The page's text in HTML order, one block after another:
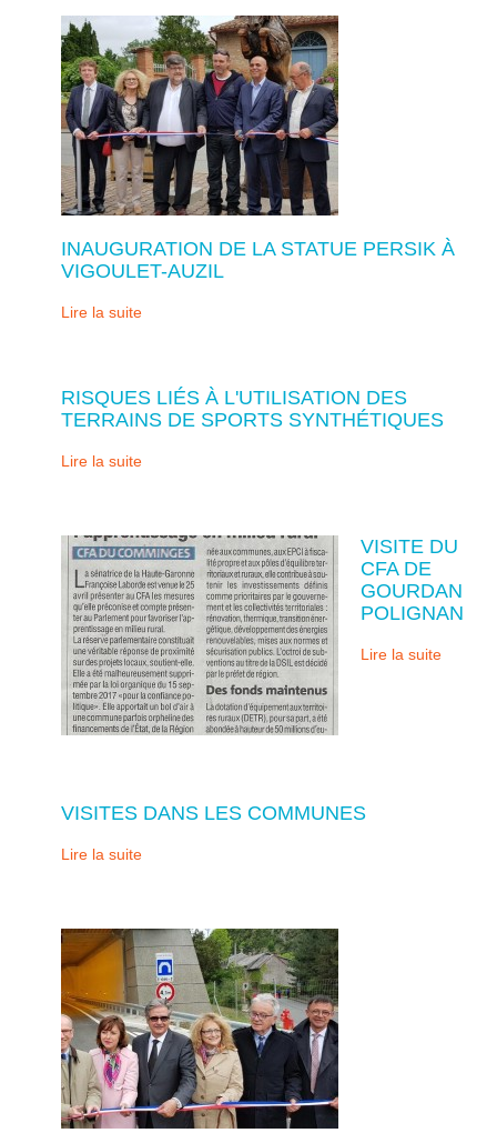
INAUGURATION DE LA STATUE PERSIK À
VIGOULET-AUZIL
Lire la suite
RISQUES LIÉS À L'UTILISATION DES
TERRAINS DE SPORTS SYNTHÉTIQUES
Lire la suite
VISITE DU
CFA DE
GOURDAN
POLIGNAN
Lire la suite
VISITES DANS LES COMMUNES
Lire la suite